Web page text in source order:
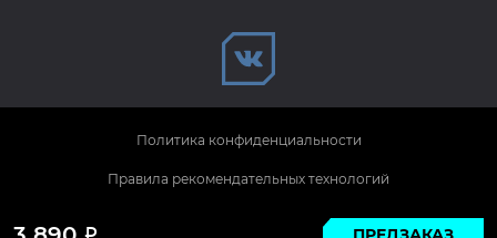
Р
© 2026 KIBERSLON. Все права защищены.
Политика конфиденциальности
Правила рекомендательных технологий